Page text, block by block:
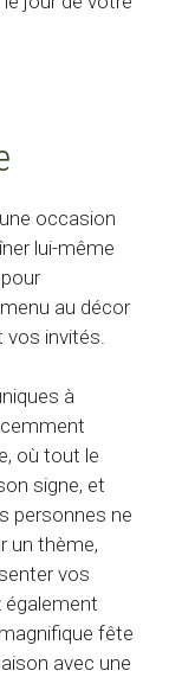
occasion
lui-même
au décor
invités.
à
où tout le
signe, et
personnes ne
un thème,
vos
également
fête
avec une